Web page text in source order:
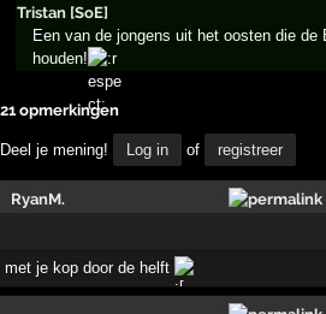
Tristan [SoE]
Een van de jongens uit het oosten die
houden!
21 opmerkingen
Deel je mening! Log in of registreer
RyanM.
met je kop door de helft